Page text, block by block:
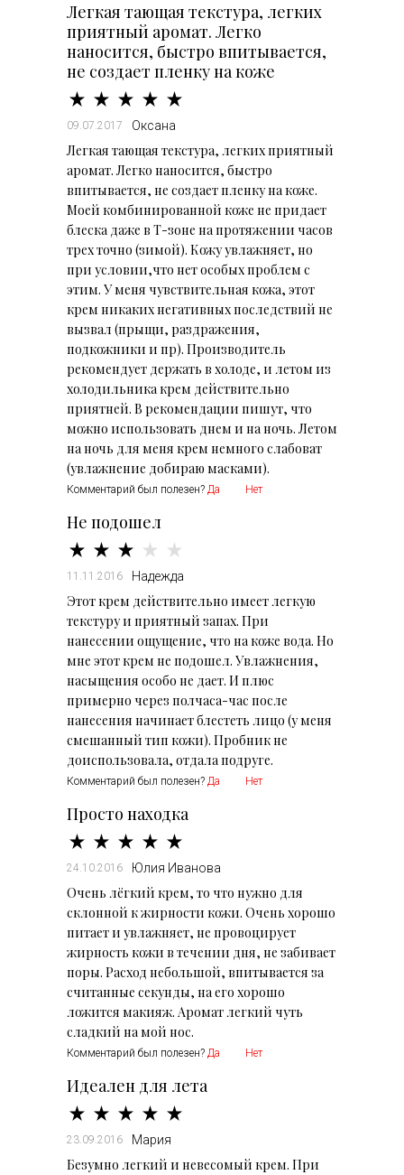
Легкая тающая текстура, легких
приятный аромат. Легко
наносится, быстро впитывается,
не создает пленку на коже
09.07.2017 Оксана
Легкая тающая текстура, легких приятный
аромат. Легко наносится, быстро
впитывается, не создает пленку на коже.
Моей комбинированной коже не придает
блеска даже в Т-зоне на протяжении часов
трех точно (зимой). Кожу увлажняет, но
при условии,что нет особых проблем с
этим. У меня чувствительная кожа, этот
крем никаких негативных последствий не
вызвал (прыщи, раздражения,
подкожники и пр). Производитель
рекомендует держать в холоде, и летом из
холодильника крем действительно
приятней. В рекомендации пишут, что
можно использовать днем и на ночь. Летом
на ночь для меня крем немного слабоват
(увлажнение добираю масками).
Комментарий был полезен? Да Нет
Не подошел
11.11.2016 Надежда
Этот крем действительно имеет легкую
текстуру и приятный запах. При
нанесении ощущение, что на коже вода. Но
мне этот крем не подошел. Увлажнения,
насыщения особо не дает. И плюс
примерно через полчаса-час после
нанесения начинает блестеть лицо (у меня
смешанный тип кожи). Пробник не
доиспользовала, отдала подруге.
Комментарий был полезен? Да Нет
Просто находка
24.10.2016 Юлия Иванова
Очень лёгкий крем, то что нужно для
склонной к жирности кожи. Очень хорошо
питает и увлажняет, не провоцирует
жирность кожи в течении дня, не забивает
поры. Расход небольшой, впитывается за
считанные секунды, на его хорошо
ложится макияж. Аромат легкий чуть
сладкий на мой нос.
Комментарий был полезен? Да Нет
Идеален для лета
23.09.2016 Мария
Безумно легкий и невесомый крем. При